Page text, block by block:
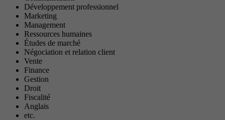
Développement professionnel
Marketing
Management
Ressources humaines
Études de marché
Négociation et relation client
Vente
Finance
Gestion
Droit
Fiscalité
Anglais
etc.